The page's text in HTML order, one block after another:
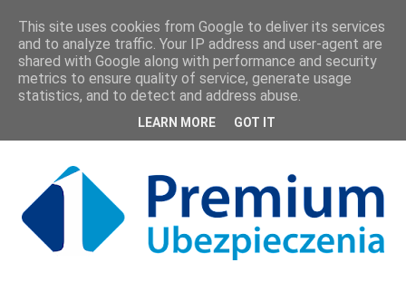
This site uses cookies from Google to deliver its services
and to analyze traffic. Your IP address and user-agent are
shared with Google along with performance and security
metrics to ensure quality of service, generate usage
statistics, and to detect and address abuse.
LEARN MORE GOT IT